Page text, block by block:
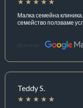
Малка семейна
семейство ползваме
Източник:
Teddy S.